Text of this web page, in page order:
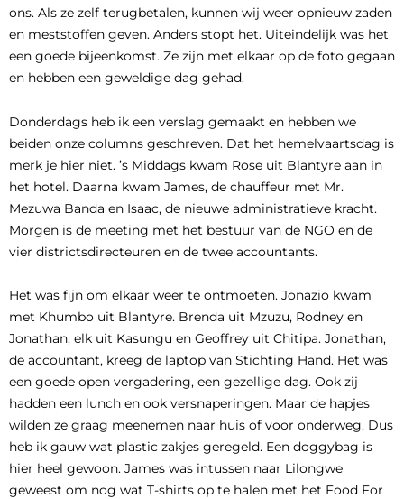
ons. Als ze zelf terugbetalen, kunnen wij weer opnieuw zaden
en meststoffen geven. Anders stopt het. Uiteindelijk was het
een goede bijeenkomst. Ze zijn met elkaar op de foto gegaan
en hebben een geweldige dag gehad.
Donderdags heb ik een verslag gemaakt en hebben we
beiden onze columns geschreven. Dat het hemelvaartsdag is
merk je hier niet. ’s Middags kwam Rose uit Blantyre aan in
het hotel. Daarna kwam James, de chauffeur met Mr.
Mezuwa Banda en Isaac, de nieuwe administratieve kracht.
Morgen is de meeting met het bestuur van de NGO en de
vier districtsdirecteuren en de twee accountants.
Het was fijn om elkaar weer te ontmoeten. Jonazio kwam
met Khumbo uit Blantyre. Brenda uit Mzuzu, Rodney en
Jonathan, elk uit Kasungu en Geoffrey uit Chitipa. Jonathan,
de accountant, kreeg de laptop van Stichting Hand. Het was
een goede open vergadering, een gezellige dag. Ook zij
hadden een lunch en ook versnaperingen. Maar de hapjes
wilden ze graag meenemen naar huis of voor onderweg. Dus
heb ik gauw wat plastic zakjes geregeld. Een doggybag is
hier heel gewoon. James was intussen naar Lilongwe
geweest om nog wat T-shirts op te halen met het Food For